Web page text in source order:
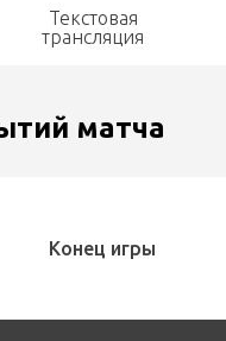
Текстовая
трансляция
матча
Конец игры